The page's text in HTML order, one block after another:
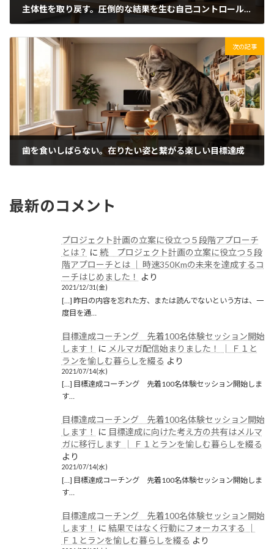
主体性を取り戻す。圧倒的な結果を生む自己コントロールの法則
次の記事
歯を食いしばらない。在りたい姿と繋がる楽しい目標達成
最新のコメント
プロジェクト計画の立案に役立つ５段階アプローチ
とは？ に 続 プロジェクト計画の立案に役立つ５段
階アプローチとは │ 時速350Kmの未来を達成するコ
ーチはじめました！
より
2021/12/31(金)
[…] 昨日の内容を忘れた方、または読んでないという方は、一
度目を通…
目標達成コーチング 先着100名体験セッション開始
します！
に メルマガ配信始まりました！ │ Ｆ１と
ランを愉しむ暮らしを綴る より
2021/07/14(水)
[…] 目標達成コーチング 先着100名体験セッション開始しま
す…
目標達成コーチング 先着100名体験セッション開始
します！
に 目標達成に向けた考え方の共有はメルマ
ガに移行します │ Ｆ１とランを愉しむ暮らしを綴る
より
2021/07/14(水)
[…] 目標達成コーチング 先着100名体験セッション開始しま
す…
目標達成コーチング 先着100名体験セッション開始
します！
に 結果ではなく行動にフォーカスする │
Ｆ１とランを愉しむ暮らしを綴る より